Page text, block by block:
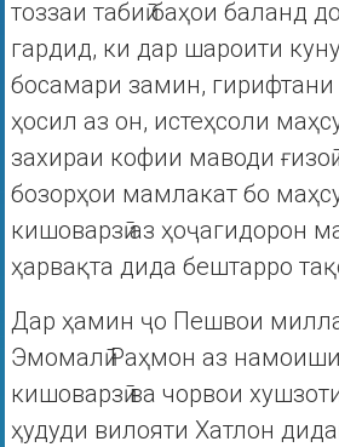
тоззаи табиӣ баҳои баланд
гардид, ки дар шароити
босамари замин, гирифтани
ҳосил аз он, истеҳсоли
захираи кофии маводи
бозорҳои мамлакат бо
кишоварзӣ аз ҳоҷагидорон
ҳарвақта дида бештарро
Дар ҳамин ҷо Пешвои
Эмомалӣ Раҳмон аз
кишоварзӣ ва чорвои
ҳудуди вилояти Хатлон